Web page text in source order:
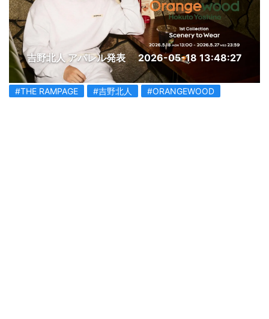
吉野北人 アパレル発表 2026-05-18 13:48:27
#THE RAMPAGE #吉野北人 #ORANGEWOOD